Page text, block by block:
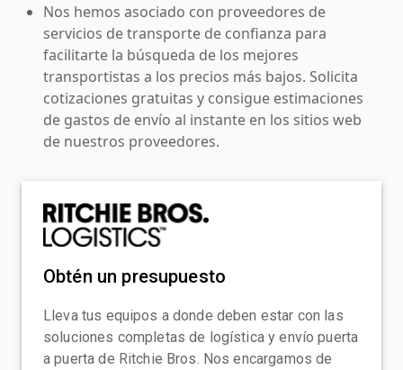
Nos hemos asociado con proveedores de
servicios de transporte de confianza para
facilitarte la búsqueda de los mejores
transportistas a los precios más bajos. Solicita
cotizaciones gratuitas y consigue estimaciones
de gastos de envío al instante en los sitios web
de nuestros proveedores.
Obtén un presupuesto
Lleva tus equipos a donde deben estar con las
soluciones completas de logística y envío puerta
a puerta de Ritchie Bros. Nos encargamos de